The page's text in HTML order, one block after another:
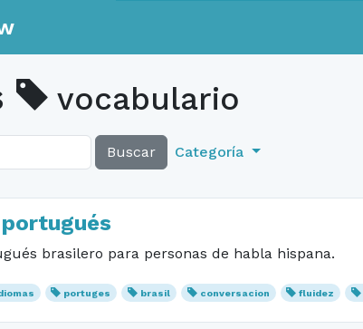
vocabulario
Buscar Categoría
brasilero para personas de habla hispana.
portuges brasil conversacion fluidez